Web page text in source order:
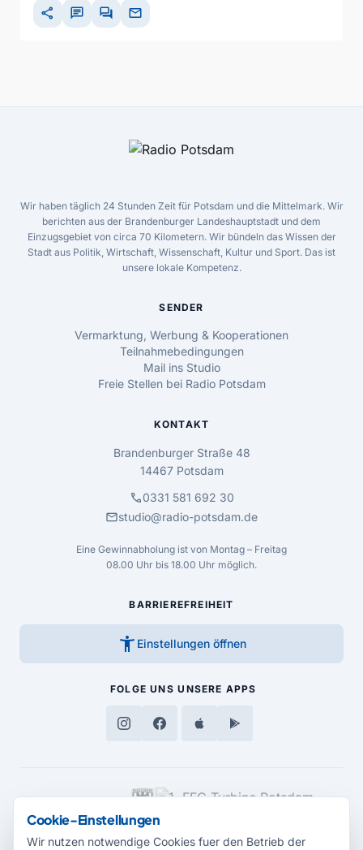
share chat forum mail
Wir haben täglich 24 Stunden Zeit für Potsdam und die Mittelmark. Wir
berichten aus der Brandenburger Landeshauptstadt und dem
Einzugsgebiet von circa 70 Kilometern. Wir bündeln das Wissen der
Stadt aus Politik, Wirtschaft, Wissenschaft, Kultur und Sport. Das ist
unsere lokale Kompetenz.
SENDER
Vermarktung, Werbung & Kooperationen
Teilnahmebedingungen
Mail ins Studio
Freie Stellen bei Radio Potsdam
KONTAKT
Brandenburger Straße 48
14467 Potsdam
call0331 581 692 30
mailstudio@radio-potsdam.de
Eine Gewinnabholung ist von Montag – Freitag
08.00 Uhr bis 18.00 Uhr möglich.
BARRIEREFREIHEIT
accessibility_new Einstellungen öffnen
FOLGE UNS UNSERE APPS
MEDIENPARTNER
Cookie-Einstellungen
Wir nutzen notwendige Cookies fuer den Betrieb der